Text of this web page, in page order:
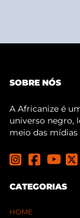
SOBRE NÓS
A Africanize é
universo negro,
meio das mídias
CATEGORIAS
HOME